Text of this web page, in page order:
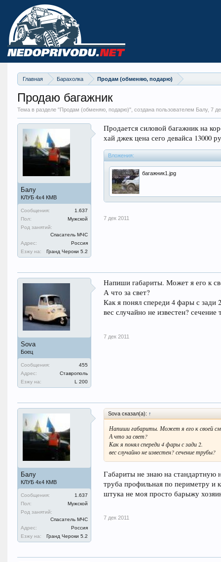
Главная Барахолка Продам (обменяю, подарю)
Продаю багажник
Тема в разделе "Продам (обменяю, подарю)", создана пользователем Балу, 7
Балу
КЛУБ 4х4 КМВ
Сообщения:
1.637
Пол:
Мужской
Род занятий:
Спасатель МЧС
Адрес:
Россия
Езжу на:
Гранд Чероки 5.2
Продается силовой багажник на
хай джек цена сего девайса 13000
Вложения:
багажник1.jpg
7 дек 2011
Sova
Боец
Сообщения:
455
Адрес:
Ставрополь
Езжу на:
L 200
Напиши габариты. Может я его к
А что за свет?
Как я понял спереди 4 фары с зади
вес случайно не известен? сечение
7 дек 2011
Балу
КЛУБ 4х4 КМВ
Сообщения:
1.637
Пол:
Мужской
Род занятий:
Спасатель МЧС
Адрес:
Россия
Езжу на:
Гранд Чероки 5.2
Sova сказал(а): ↑
Напиши габариты. Может я его к своей
А что за свет?
Как я понял спереди 4 фары с зади 2.
вес случайно не известен? сечение трубы?
Габариты не знаю на стандартную
труба профильная по периметру и
штука не моя просто барыжу
7 дек 2011